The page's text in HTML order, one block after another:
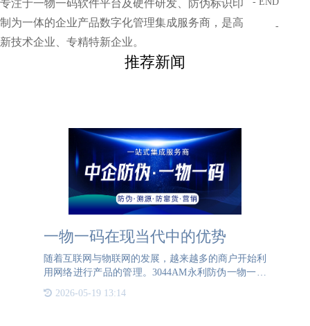
专注于一物一码软件平台及硬件研发、防伪标识印
制为一体的企业产品数字化管理集成服务商，是高
新技术企业、专精特新企业。
-
推荐新闻
一物一码在现当代中的优势
随着互联网与物联网的发展，越来越多的商户开始利
用网络进行产品的管理。3044AM永利防伪一物一码
防伪标签作为新时代的产物同样也被不少品牌方作为
产线中必不可少的一部分，通过对产品赋予独一无二
2026-05-19 13:14